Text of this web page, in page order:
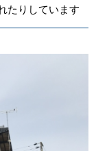
たりしています